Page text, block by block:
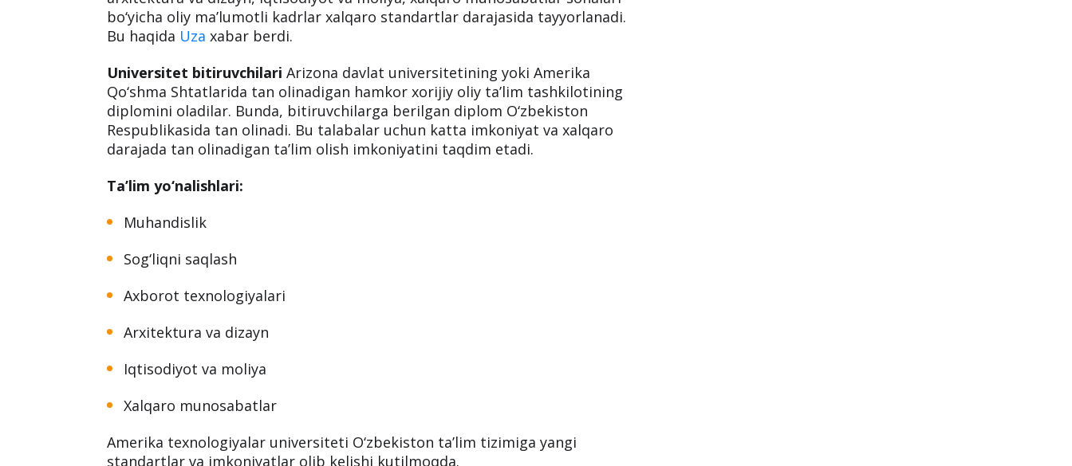
bo‘yicha oliy ma’lumotli kadrlar xalqaro standartlar darajasida tayyorlanadi.
Bu haqida Uza xabar berdi.
Universitet bitiruvchilari Arizona davlat universitetining yoki Amerika
Qo‘shma Shtatlarida tan olinadigan hamkor xorijiy oliy ta’lim tashkilotining
diplomini oladilar. Bunda, bitiruvchilarga berilgan diplom O‘zbekiston
Respublikasida tan olinadi. Bu talabalar uchun katta imkoniyat va xalqaro
darajada tan olinadigan ta’lim olish imkoniyatini taqdim etadi.
Ta’lim yo‘nalishlari:
Muhandislik
Sog‘liqni saqlash
Axborot texnologiyalari
Arxitektura va dizayn
Iqtisodiyot va moliya
Xalqaro munosabatlar
Amerika texnologiyalar universiteti O‘zbekiston ta’lim tizimiga yangi
standartlar va imkoniyatlar olib kelishi kutilmoqda.